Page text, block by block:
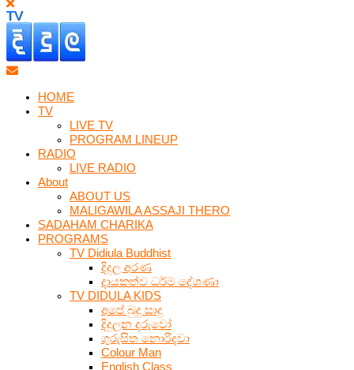
HOME
TV
LIVE TV
PROGRAM LINEUP
RADIO
LIVE RADIO
About
ABOUT US
MALIGAWILA ASSAJI THERO
SADAHAM CHARIKA
PROGRAMS
TV Didiula Buddhist
දිදුල අරණ
දායකත්ව ධර්ම දේශණා
TV DIDULA KIDS
අපේ බුදු සාදු
දිදුලන දරුවෝ
ගුරුසිත නොරිදවා
Colour Man
English Class